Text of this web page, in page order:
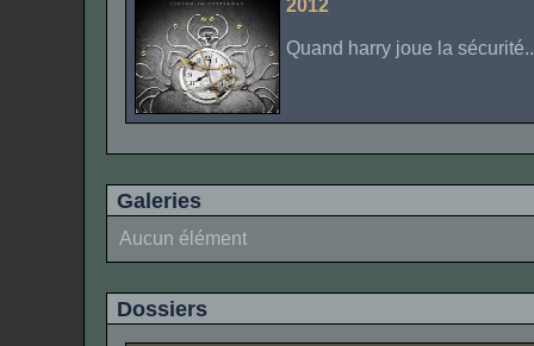
2012
Quand harry joue la
Galeries
Aucun élément
Dossiers